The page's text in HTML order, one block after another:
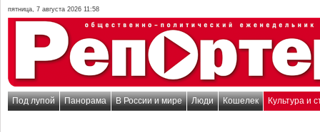
пятница, 7 августа 2026 11:58
Под лупой Панорама В России и мире Люди Кошелек Культура и